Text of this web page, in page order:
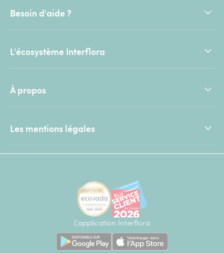
Besoin d'aide ?
L'écosystème Interflora
À propos
Les mentions légales
L'application Interflora